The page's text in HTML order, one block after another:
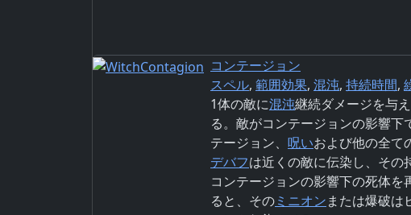
コンテージョン
スペル, 範囲効果, 混沌, 持続時間,
1体の敵に混沌継続ダメージを与
る。敵がコンテージョンの影響下
テージョン、 呪いおよび他の全て
デバフは近くの敵に伝染し、その
コンテージョンの影響下の死体を
ると、そのミニオンまたは爆破は